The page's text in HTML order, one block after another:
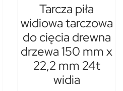
Tarcza piła
widiowa tarczowa
do cięcia drewna
drzewa 150 mm x
22,2 mm 24t
widia